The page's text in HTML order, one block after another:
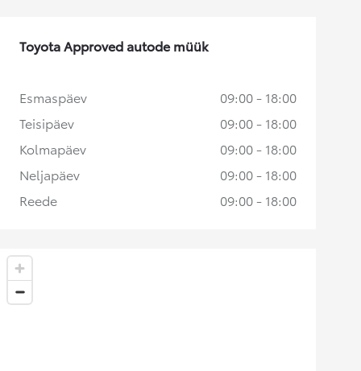
Toyota Approved autode müük
Esmaspäev
09:00 - 18:00
Teisipäev
09:00 - 18:00
Kolmapäev
09:00 - 18:00
Neljapäev
09:00 - 18:00
Reede
09:00 - 18:00